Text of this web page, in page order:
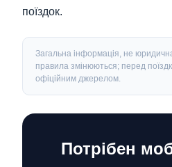
поїздок.
Загальна інформація, не юридична
правила змінюються; перед
офіційним джерелом.
Потрібен